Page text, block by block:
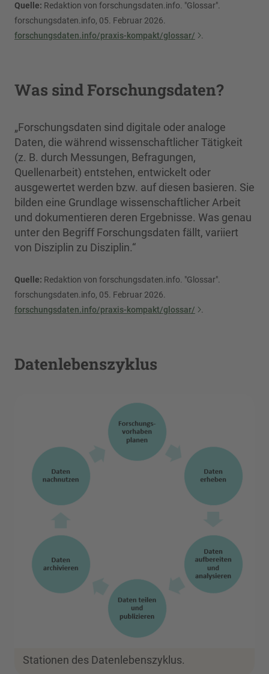
Quelle: Redaktion von forschungsdaten.info. "Glossar".
forschungsdaten.info, 05. Februar 2026.
forschungsdaten.info/praxis-kompakt/glossar/
.
Was sind Forschungsdaten?
„Forschungsdaten sind digitale oder analoge
Daten, die während wissenschaftlicher Tätigkeit
(z. B. durch Messungen, Befragungen,
Quellenarbeit) entstehen, entwickelt oder
ausgewertet werden bzw. auf diesen basieren. Sie
bilden eine Grundlage wissenschaftlicher Arbeit
und dokumentieren deren Ergebnisse. Was genau
unter den Begriff Forschungsdaten fällt, variiert
von Disziplin zu Disziplin.“
Quelle: Redaktion von forschungsdaten.info. "Glossar".
forschungsdaten.info, 05. Februar 2026.
forschungsdaten.info/praxis-kompakt/glossar/
.
Datenlebenszyklus
Stationen des Datenlebenszyklus.